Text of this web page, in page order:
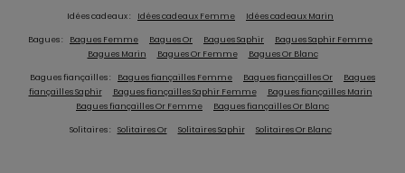
Idées cadeaux : Idées cadeaux Femme Idées cadeaux Marin
Bagues : Bagues Femme Bagues Or Bagues Saphir
Bagues Saphir Femme
Bagues Marin
Bagues Or Femme Bagues Or Blanc
Bagues fiançailles : Bagues fiançailles Femme Bagues fiançailles Or
Bagues
fiançailles Saphir
Bagues fiançailles Saphir Femme
Bagues fiançailles Marin
Bagues fiançailles Or Femme
Bagues fiançailles Or Blanc
Solitaires : Solitaires Or Solitaires Saphir Solitaires Or Blanc